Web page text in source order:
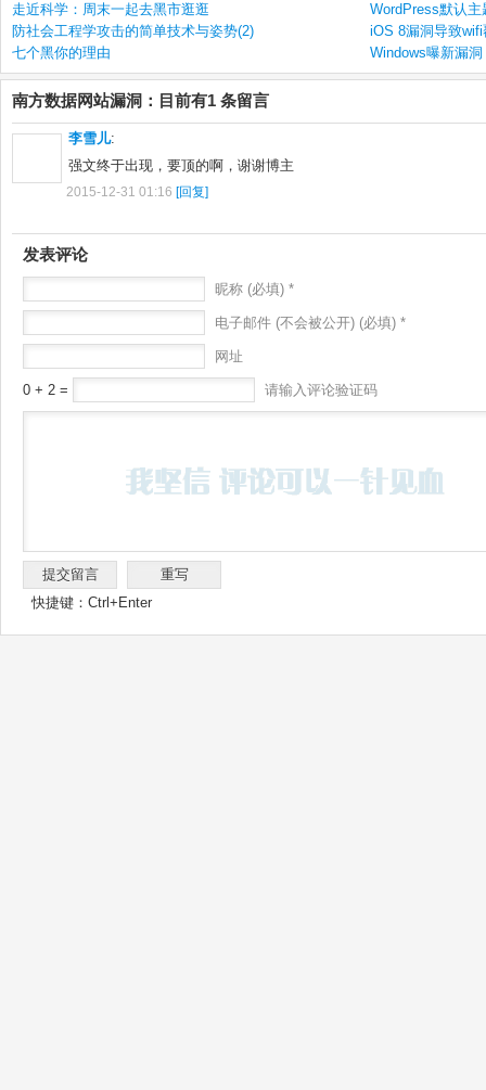
走近科学：周末一起去黑市逛逛
WordPress默认
防社会工程学攻击的简单技术与姿势(2)
iOS 8漏洞导致
七个黑你的理由
Windows曝新漏
南方数据网站漏洞：目前有1 条留言
李雪儿:
强文终于出现，要顶的啊，谢谢博主
2015-12-31 01:16 [回复]
发表评论
昵称 (必填) *
电子邮件 (不会被公开) (必填) *
网址
0 + 2 = 请输入评论验证码
快捷键：Ctrl+Enter